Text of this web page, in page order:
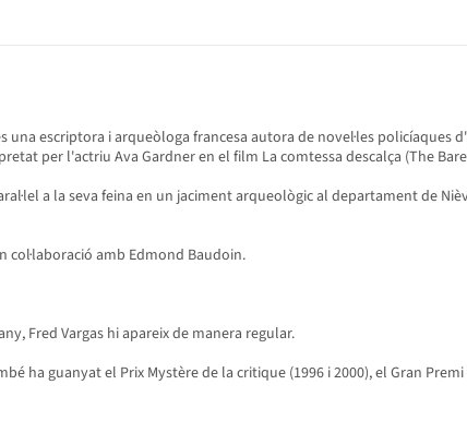
una escriptora i arqueòloga francesa autora de novel·les policíaques
per l'actriu Ava Gardner en el film La comtessa descalça (The
a la seva feina en un jaciment arqueològic al departament de
col·laboració amb Edmond Baudoin.
Fred Vargas hi apareix de manera regular.
ha guanyat el Prix Mystère de la critique (1996 i 2000), el Gran